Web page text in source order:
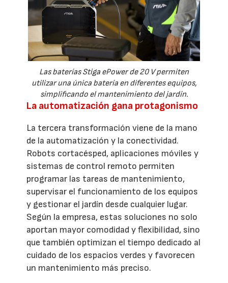
Las baterías Stiga ePower de 20 V permiten
utilizar una única batería en diferentes equipos,
simplificando el mantenimiento del jardín.
La automatización gana protagonismo
La tercera transformación viene de la mano
de la automatización y la conectividad.
Robots cortacésped, aplicaciones móviles y
sistemas de control remoto permiten
programar las tareas de mantenimiento,
supervisar el funcionamiento de los equipos
y gestionar el jardín desde cualquier lugar.
Según la empresa, estas soluciones no solo
aportan mayor comodidad y flexibilidad, sino
que también optimizan el tiempo dedicado al
cuidado de los espacios verdes y favorecen
un mantenimiento más preciso.